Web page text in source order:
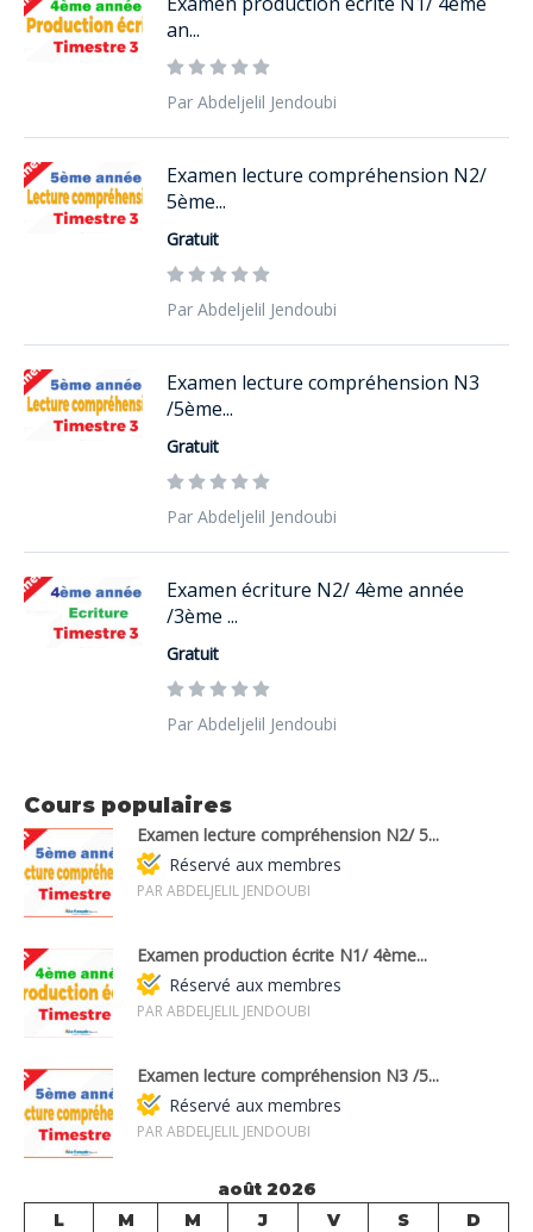
an...
Par Abdeljelil Jendoubi
Examen lecture compréhension N2/
5ème...
Gratuit
Par Abdeljelil Jendoubi
Examen lecture compréhension N3
/5ème...
Gratuit
Par Abdeljelil Jendoubi
Examen écriture N2/ 4ème année
/3ème ...
Gratuit
Par Abdeljelil Jendoubi
Cours populaires
Examen lecture compréhension N2/ 5...
Réservé aux membres
PAR ABDELJELIL JENDOUBI
Examen production écrite N1/ 4ème...
Réservé aux membres
PAR ABDELJELIL JENDOUBI
Examen lecture compréhension N3 /5...
Réservé aux membres
PAR ABDELJELIL JENDOUBI
août 2026
L
M M J V S
D